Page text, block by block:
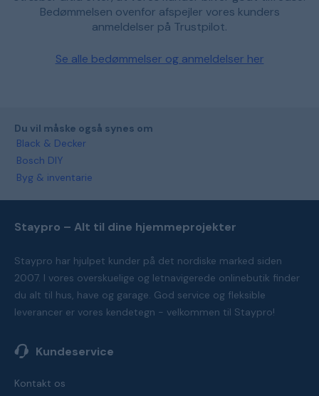
Bedømmelsen ovenfor afspejler vores kunders
anmeldelser på Trustpilot.
Se alle bedømmelser og anmeldelser her
Du vil måske også synes om
Black & Decker
Bosch DIY
Byg & inventarie
Staypro – Alt til dine hjemmeprojekter
Staypro har hjulpet kunder på det nordiske marked siden
2007. I vores overskuelige og letnavigerede onlinebutik finder
du alt til hus, have og garage. God service og fleksible
leverancer er vores kendetegn - velkommen til Staypro!
Kundeservice
Kontakt os